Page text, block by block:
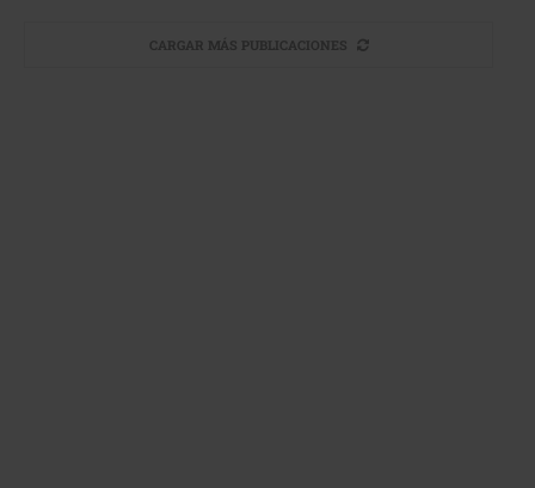
CARGAR MÁS PUBLICACIONES